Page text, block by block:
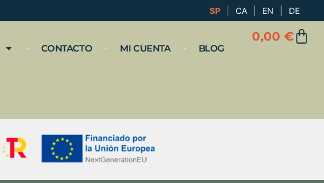
SP CA EN DE
0,00 €
CONTACTO MI CUENTA BLOG